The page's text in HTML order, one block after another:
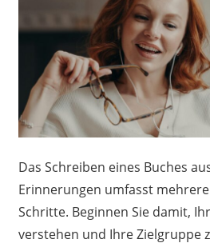
Das Schreiben eines Buches
Erinnerungen umfasst
Schritte. Beginnen Sie damit,
verstehen und Ihre Zielgruppe